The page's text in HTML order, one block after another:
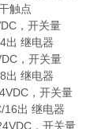
触点
，开关量
出 继电器
，开关量
出 继电器
，开关量
16出 继电器
，开关量